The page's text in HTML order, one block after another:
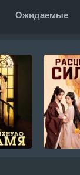
Ожидаемые